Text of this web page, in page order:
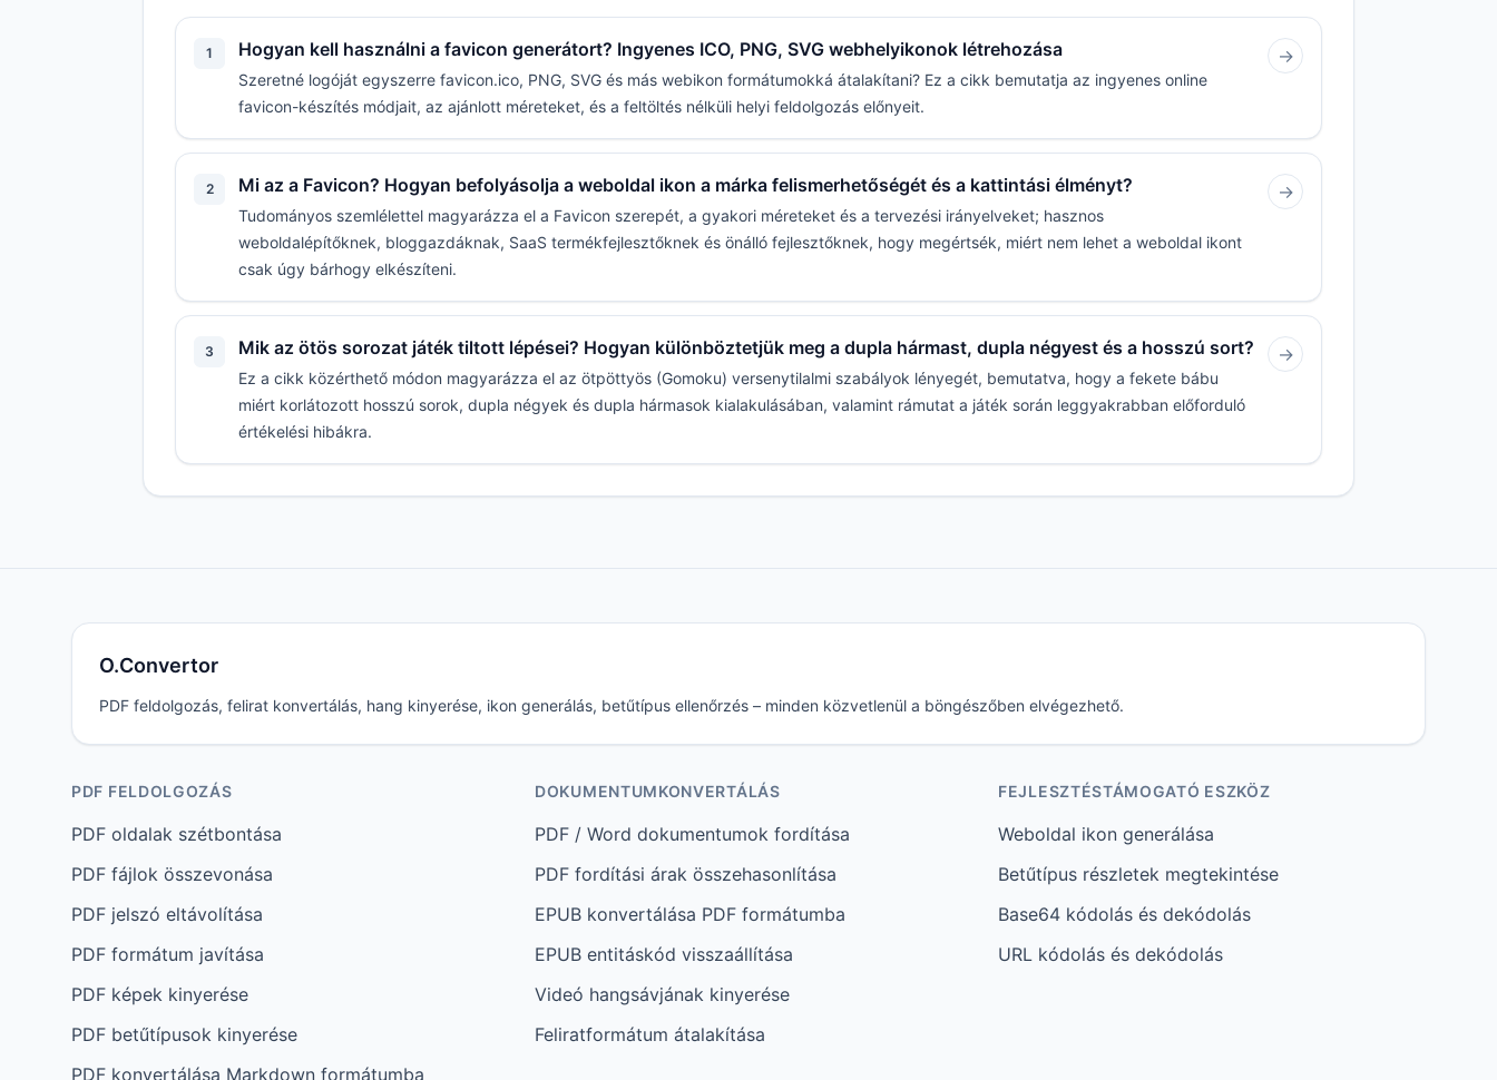
1 Hogyan kell használni a favicon generátort? Ingyenes ICO, PNG, SVG webhelyikonok létrehozása
Szeretné logóját egyszerre favicon.ico, PNG, SVG és más webikon formátumokká átalakítani? Ez a cikk bemutatja az ingyenes online
favicon-készítés módjait, az ajánlott méreteket, és a feltöltés nélküli helyi feldolgozás előnyeit.
→
2 Mi az a Favicon? Hogyan befolyásolja a weboldal ikon a márka felismerhetőségét és a kattintási élményt?
Tudományos szemlélettel magyarázza el a Favicon szerepét, a gyakori méreteket és a tervezési irányelveket; hasznos
weboldalépítőknek, bloggazdáknak, SaaS termékfejlesztőknek és önálló fejlesztőknek, hogy megértsék, miért nem lehet a weboldal ikont
csak úgy bárhogy elkészíteni.
→
3 Mik az ötös sorozat játék tiltott lépései? Hogyan különböztetjük meg a dupla hármast, dupla négyest és a hosszú sort?
Ez a cikk közérthető módon magyarázza el az ötpöttyös (Gomoku) versenytilalmi szabályok lényegét, bemutatva, hogy a fekete bábu
miért korlátozott hosszú sorok, dupla négyek és dupla hármasok kialakulásában, valamint rámutat a játék során leggyakrabban előforduló
értékelési hibákra.
→
O.Convertor
PDF feldolgozás, felirat konvertálás, hang kinyerése, ikon generálás, betűtípus ellenőrzés – minden közvetlenül a böngészőben elvégezhető.
PDF FELDOLGOZÁS
PDF oldalak szétbontása
PDF fájlok összevonása
PDF jelszó eltávolítása
PDF formátum javítása
PDF képek kinyerése
PDF betűtípusok kinyerése
PDF konvertálása Markdown formátumba
DOKUMENTUMKONVERTÁLÁS
PDF / Word dokumentumok fordítása
PDF fordítási árak összehasonlítása
EPUB konvertálása PDF formátumba
EPUB entitáskód visszaállítása
Videó hangsávjának kinyerése
Feliratformátum átalakítása
FEJLESZTÉSTÁMOGATÓ ESZKÖZ
Weboldal ikon generálása
Betűtípus részletek megtekintése
Base64 kódolás és dekódolás
URL kódolás és dekódolás